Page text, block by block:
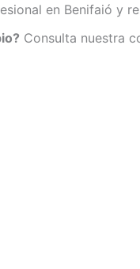
en Benifaió y
Consulta nuestra